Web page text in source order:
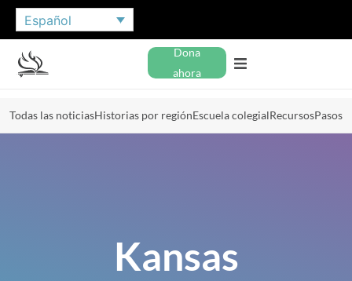
Español
Dona
ahora
Todas las noticiasHistorias por regiónEscuela colegialRecursosPasos
Kansas